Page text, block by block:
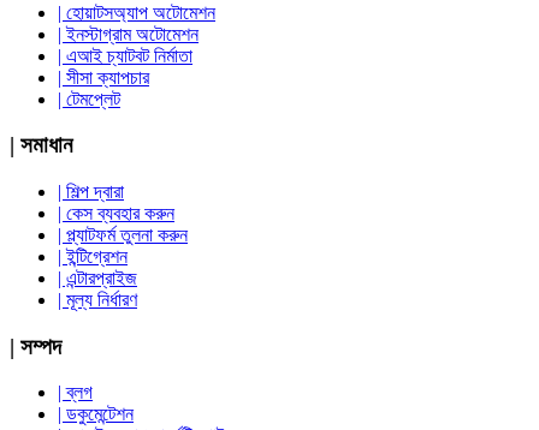
| হোয়াটসঅ্যাপ অটোমেশন
| ইনস্টাগ্রাম অটোমেশন
| এআই চ্যাটবট নির্মাতা
| সীসা ক্যাপচার
| টেমপ্লেট
| সমাধান
| শিল্প দ্বারা
| কেস ব্যবহার করুন
| প্ল্যাটফর্ম তুলনা করুন
| ইন্টিগ্রেশন
| এন্টারপ্রাইজ
| মূল্য নির্ধারণ
| সম্পদ
| ব্লগ
| ডকুমেন্টেশন